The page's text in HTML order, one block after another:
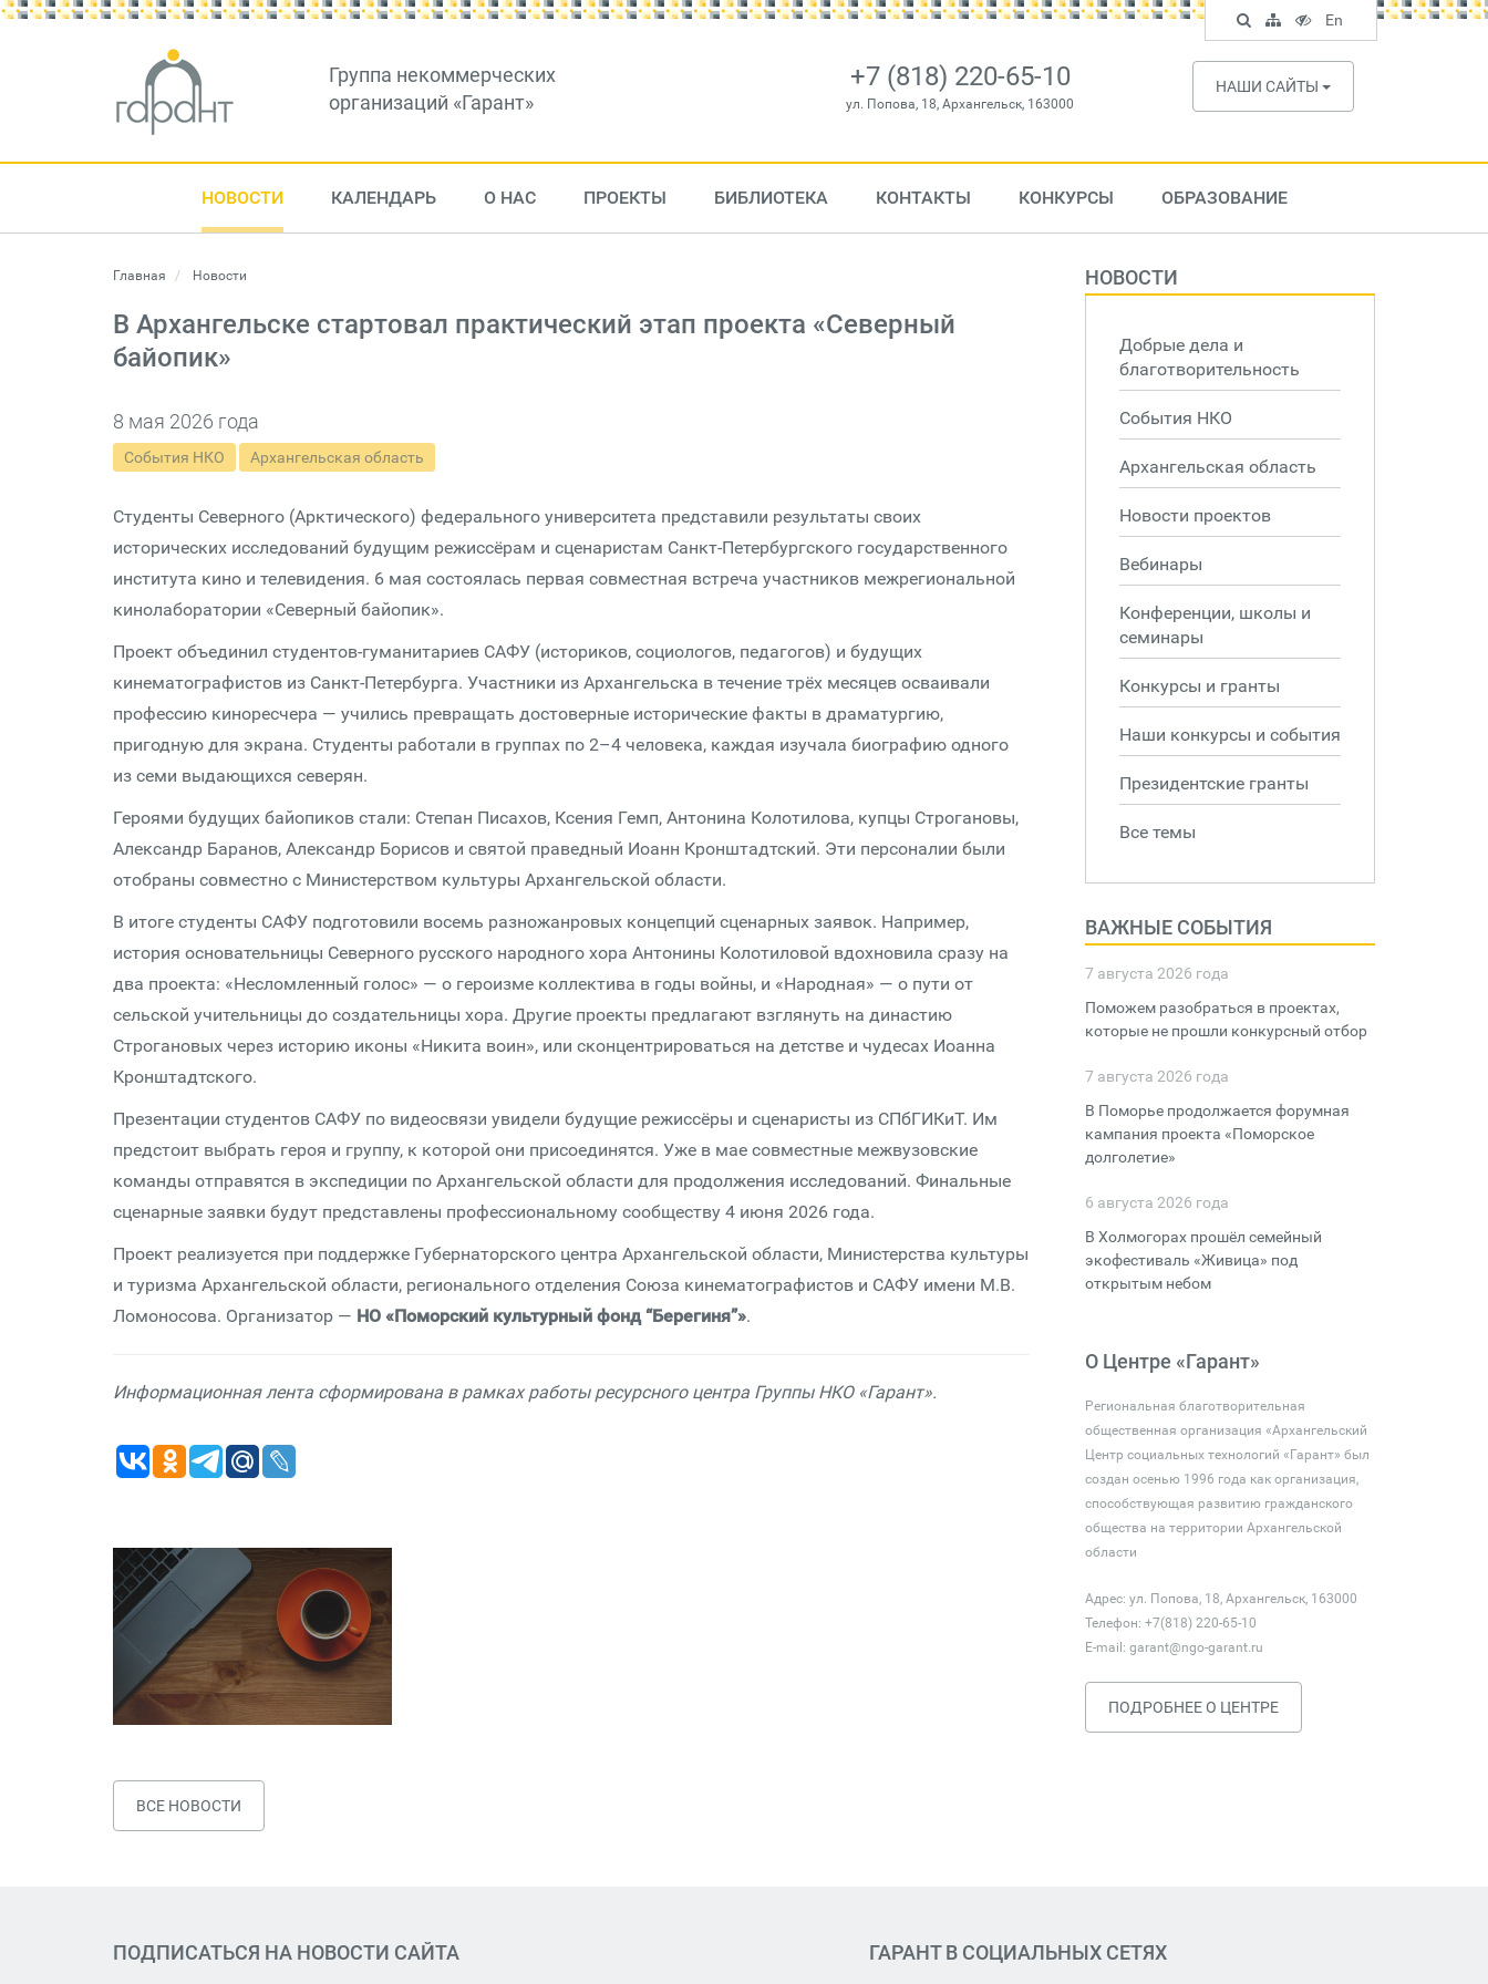
Группа некоммерческих
организаций «Гарант»
+7 (818) 220-65-10
ул. Попова, 18, Архангельск, 163000
НАШИ САЙТЫ
НОВОСТИ КАЛЕНДАРЬ О НАС ПРОЕКТЫ БИБЛИОТЕКА КОНТАКТЫ КОНКУРСЫ ОБРАЗОВАНИЕ
Главная Новости
В Архангельске стартовал практический этап проекта «Северный
байопик»
8 мая 2026 года
События НКО Архангельская область
Студенты Северного (Арктического) федерального университета представили результаты своих
исторических исследований будущим режиссёрам и сценаристам Санкт-Петербургского государственного
института кино и телевидения. 6 мая состоялась первая совместная встреча участников межрегиональной
кинолаборатории «Северный байопик».
Проект объединил студентов-гуманитариев САФУ (историков, социологов, педагогов) и будущих
кинематографистов из Санкт-Петербурга. Участники из Архангельска в течение трёх месяцев осваивали
профессию киноресчера — учились превращать достоверные исторические факты в драматургию,
пригодную для экрана. Студенты работали в группах по 2–4 человека, каждая изучала биографию одного
из семи выдающихся северян.
Героями будущих байопиков стали: Степан Писахов, Ксения Гемп, Антонина Колотилова, купцы Строгановы,
Александр Баранов, Александр Борисов и святой праведный Иоанн Кронштадтский. Эти персоналии были
отобраны совместно с Министерством культуры Архангельской области.
В итоге студенты САФУ подготовили восемь разножанровых концепций сценарных заявок. Например,
история основательницы Северного русского народного хора Антонины Колотиловой вдохновила сразу на
два проекта: «Несломленный голос» — о героизме коллектива в годы войны, и «Народная» — о пути от
сельской учительницы до создательницы хора. Другие проекты предлагают взглянуть на династию
Строгановых через историю иконы «Никита воин», или сконцентрироваться на детстве и чудесах Иоанна
Кронштадтского.
Презентации студентов САФУ по видеосвязи увидели будущие режиссёры и сценаристы из СПбГИКиТ. Им
предстоит выбрать героя и группу, к которой они присоединятся. Уже в мае совместные межвузовские
команды отправятся в экспедиции по Архангельской области для продолжения исследований. Финальные
сценарные заявки будут представлены профессиональному сообществу 4 июня 2026 года.
Проект реализуется при поддержке Губернаторского центра Архангельской области, Министерства культуры
и туризма Архангельской области, регионального отделения Союза кинематографистов и САФУ имени М.В.
Ломоносова. Организатор — НО «Поморский культурный фонд “Берегиня”».
Информационная лента сформирована в рамках работы ресурсного центра Группы НКО «Гарант».
ВСЕ НОВОСТИ
НОВОСТИ
Добрые дела и
благотворительность
События НКО
Архангельская область
Новости проектов
Вебинары
Конференции, школы и
семинары
Конкурсы и гранты
Наши конкурсы и события
Президентские гранты
Все темы
ВАЖНЫЕ СОБЫТИЯ
7 августа 2026 года
Поможем разобраться в проектах,
которые не прошли конкурсный отбор
7 августа 2026 года
В Поморье продолжается форумная
кампания проекта «Поморское
долголетие»
6 августа 2026 года
В Холмогорах прошёл семейный
экофестиваль «Живица» под
открытым небом
О Центре «Гарант»
Региональная благотворительная
общественная организация «Архангельский
Центр социальных технологий «Гарант» был
создан осенью 1996 года как организация,
способствующая развитию гражданского
общества на территории Архангельской
области
Адрес: ул. Попова, 18, Архангельск, 163000
Телефон: +7(818) 220-65-10
E-mail: garant@ngo-garant.ru
ПОДРОБНЕЕ О ЦЕНТРЕ
ПОДПИСАТЬСЯ НА НОВОСТИ САЙТА ГАРАНТ В СОЦИАЛЬНЫХ СЕТЯХ
Поиск
по
сайту
Карта
сайта
Версия
для
слабовидящих
En
English